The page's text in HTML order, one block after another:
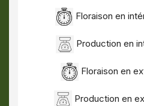
Floraison en
Production en
Floraison en
Production en